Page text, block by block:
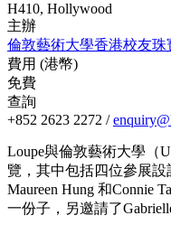
H410, Hollywood
主辦
倫敦藝術大學香港校友珠
費用 (港幣)
免費
查詢
+852 2623 2272 /
Loupe與倫敦藝術大學（
覽，其中包括四位參展設
Maureen Hung 和Connie
一份子，另邀請了